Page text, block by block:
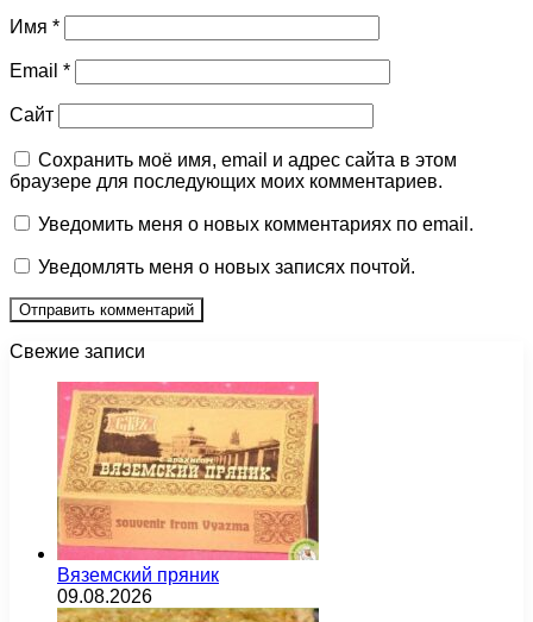
Имя *
Email *
Сайт
Сохранить моё имя, email и адрес сайта в этом
браузере для последующих моих комментариев.
Уведомить меня о новых комментариях по email.
Уведомлять меня о новых записях почтой.
Свежие записи
Вяземский пряник
09.08.2026